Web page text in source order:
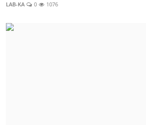
LAB-KA 0 1076